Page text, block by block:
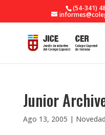
(54-341)
Junior
Ago 13, 2005 |